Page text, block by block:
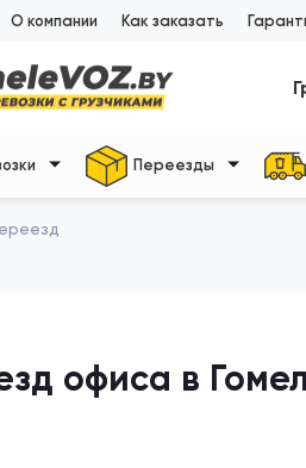
О компании Как заказать
Переезды
офиса в